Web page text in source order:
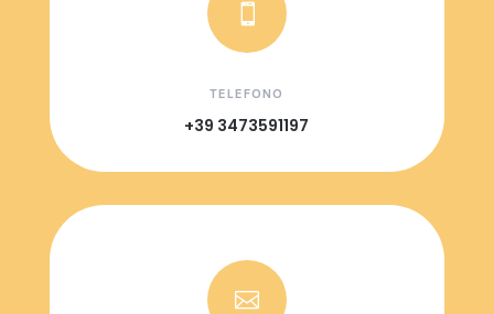

TELEFONO
+39 3473591197
